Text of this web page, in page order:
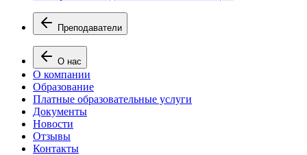
Преподаватели
О нас
О компании
Образование
Платные образовательные услуги
Документы
Новости
Отзывы
Контакты